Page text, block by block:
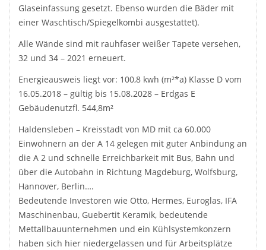
Glaseinfassung gesetzt. Ebenso wurden die Bäder mit
einer Waschtisch/Spiegelkombi ausgestattet).
Alle Wände sind mit rauhfaser weißer Tapete versehen,
32 und 34 – 2021 erneuert.
Energieausweis liegt vor: 100,8 kwh (m²*a) Klasse D vom
16.05.2018 – gültig bis 15.08.2028 – Erdgas E
Gebäudenutzfl. 544,8m²
Haldensleben – Kreisstadt von MD mit ca 60.000
Einwohnern an der A 14 gelegen mit guter Anbindung an
die A 2 und schnelle Erreichbarkeit mit Bus, Bahn und
über die Autobahn in Richtung Magdeburg, Wolfsburg,
Hannover, Berlin….
Bedeutende Investoren wie Otto, Hermes, Euroglas, IFA
Maschinenbau, Guebertit Keramik, bedeutende
Mettallbauunternehmen und ein Kühlsystemkonzern
haben sich hier niedergelassen und für Arbeitsplätze